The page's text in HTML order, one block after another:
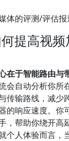
体的评测/评估报
提高视
在于智能路由与
会自动分析你所
传输路线，减少
的响应速度。你
，帮助你绕开高
个人体验而言，